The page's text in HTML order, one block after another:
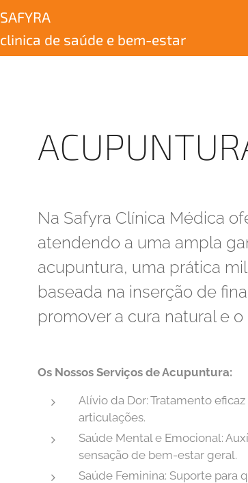
SAFYRA
clinica de saúde e bem-estar
Na Safyra Clínica Médica
atendendo a uma ampla
acupuntura, uma prática
baseada na inserção de
promover a cura natural e o
Os Nossos Serviços de Acupuntura:
Alívio da Dor: Tratamento
articulações.
Saúde Mental e Emocional:
sensação de bem-estar geral.
Saúde Feminina: Suporte para